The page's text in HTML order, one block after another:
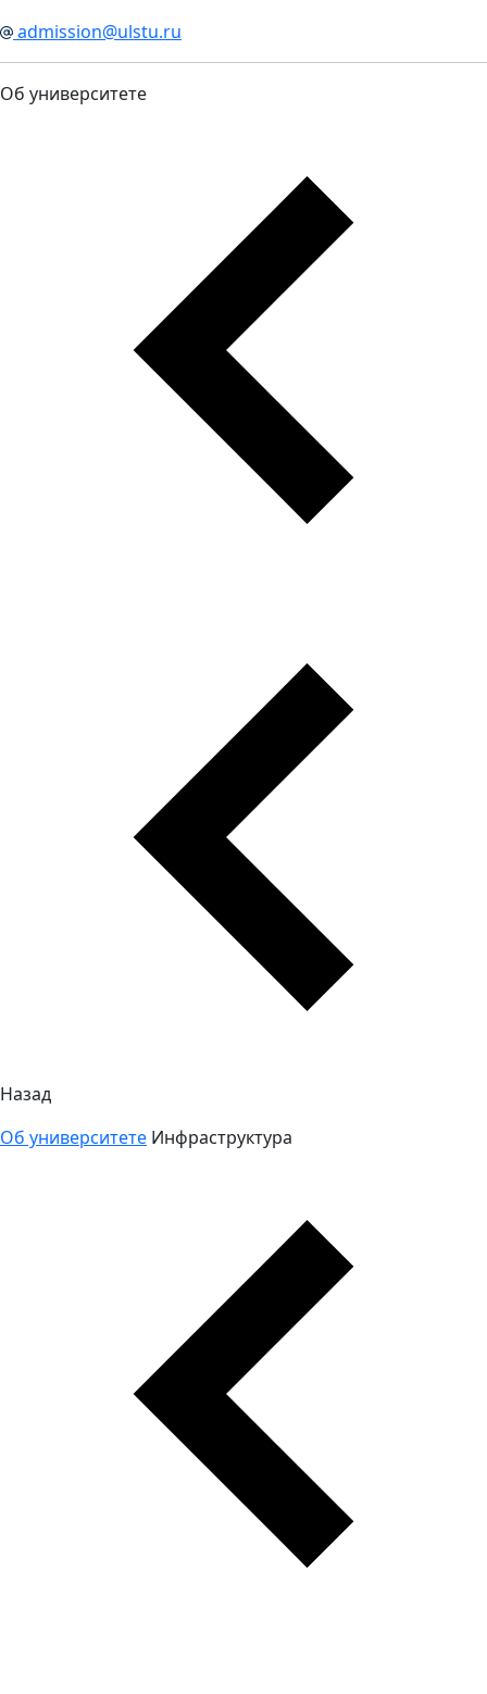
admission@ulstu.ru
Об университете
Назад
Об университете Инфраструктура